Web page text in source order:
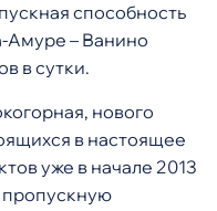
способность
Амуре – Ванино
в сутки.
нового
в настоящее
уже в начале 2013
пропускную